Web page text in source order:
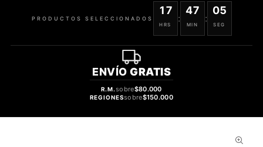
PRODUCTOS SELECCIONADOS
17
HRS
:
47
MIN
:
04
SEG
ENVÍO GRATIS
R.M.sobre$80.000
REGIONESsobre$150.000